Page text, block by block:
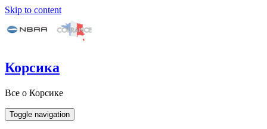
Skip to content
Корсика
Все о Корсике
Toggle navigation